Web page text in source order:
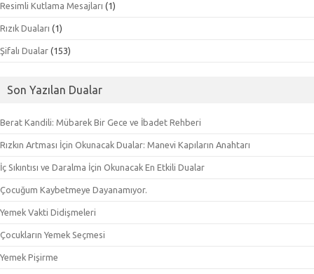
Resimli Kutlama Mesajları (1)
Rızık Duaları (1)
Şifalı Dualar (153)
Son Yazılan Dualar
Berat Kandili: Mübarek Bir Gece ve İbadet Rehberi
Rızkın Artması İçin Okunacak Dualar: Manevi Kapıların Anahtarı
İç Sıkıntısı ve Daralma İçin Okunacak En Etkili Dualar
Çocuğum Kaybetmeye Dayanamıyor.
Yemek Vakti Didişmeleri
Çocukların Yemek Seçmesi
Yemek Pişirme